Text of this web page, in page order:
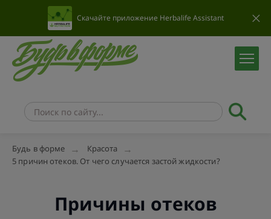
Скачайте приложение Herbalife Assistant
Будь в форме
Красота
5 причин отеков. От чего случается застой жидкости?
Причины отеков